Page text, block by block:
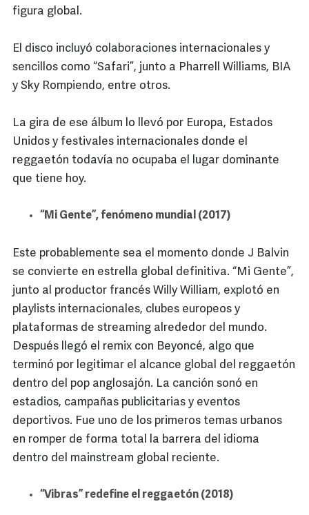
figura global.
El disco incluyó colaboraciones internacionales y
sencillos como “Safari”, junto a Pharrell Williams, BIA
y Sky Rompiendo, entre otros.
La gira de ese álbum lo llevó por Europa, Estados
Unidos y festivales internacionales donde el
reggaetón todavía no ocupaba el lugar dominante
que tiene hoy.
“Mi Gente”, fenómeno mundial (2017)
Este probablemente sea el momento donde J Balvin
se convierte en estrella global definitiva. “Mi Gente”,
junto al productor francés Willy William, explotó en
playlists internacionales, clubes europeos y
plataformas de streaming alrededor del mundo.
Después llegó el remix con Beyoncé, algo que
terminó por legitimar el alcance global del reggaetón
dentro del pop anglosajón. La canción sonó en
estadios, campañas publicitarias y eventos
deportivos. Fue uno de los primeros temas urbanos
en romper de forma total la barrera del idioma
dentro del mainstream global reciente.
“Vibras” redefine el reggaetón (2018)